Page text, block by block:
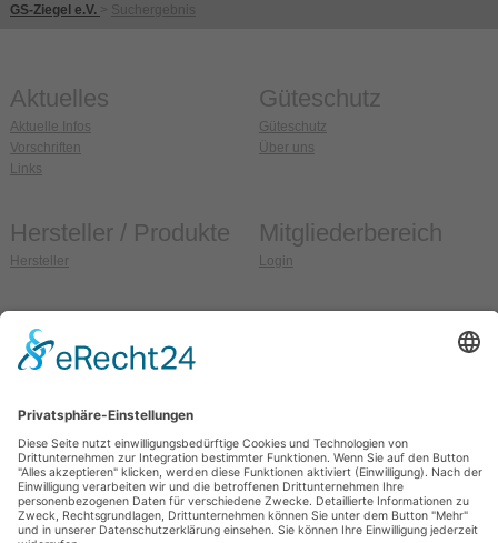
GS-Ziegel e.V. Suchergebnis
Aktuelles
Aktuelle Infos
Vorschriften
Links
Güteschutz
Güteschutz
Über uns
Hersteller / Produkte
Hersteller
Mitgliederbereich
Login
Anschrift
Güteschutz Ziegel e.V.
Weidehofstraße 15
OT Blankenhain
So erreichen Sie uns
Allgemein
Sitemap
Impressum